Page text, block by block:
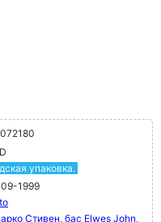
упаковка.
1999
Стивен, бас Elwes John,